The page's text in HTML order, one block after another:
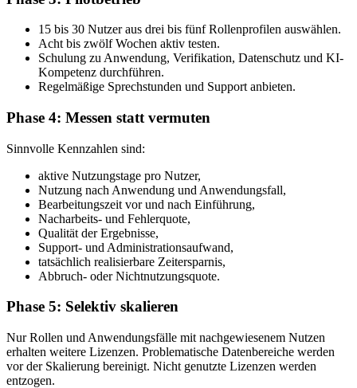
15 bis 30 Nutzer aus drei bis fünf Rollenprofilen auswählen.
Acht bis zwölf Wochen aktiv testen.
Schulung zu Anwendung, Verifikation, Datenschutz und KI-
Kompetenz durchführen.
Regelmäßige Sprechstunden und Support anbieten.
Phase 4: Messen statt vermuten
Sinnvolle Kennzahlen sind:
aktive Nutzungstage pro Nutzer,
Nutzung nach Anwendung und Anwendungsfall,
Bearbeitungszeit vor und nach Einführung,
Nacharbeits- und Fehlerquote,
Qualität der Ergebnisse,
Support- und Administrationsaufwand,
tatsächlich realisierbare Zeitersparnis,
Abbruch- oder Nichtnutzungsquote.
Phase 5: Selektiv skalieren
Nur Rollen und Anwendungsfälle mit nachgewiesenem Nutzen
erhalten weitere Lizenzen. Problematische Datenbereiche werden
vor der Skalierung bereinigt. Nicht genutzte Lizenzen werden
entzogen.